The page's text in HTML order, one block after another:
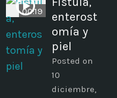
00:19
enterost
omía y
piel
Posted on
10
diciembre,